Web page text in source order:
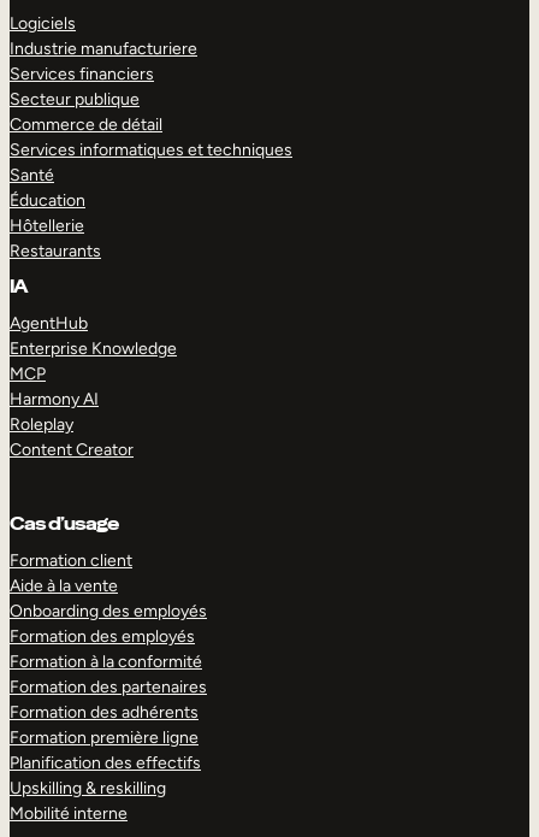
Logiciels
Industrie manufacturiere
Services financiers
Secteur publique
Commerce de détail
Services informatiques et techniques
Santé
Éducation
Hôtellerie
Restaurants
IA
AgentHub
Enterprise Knowledge
MCP
Harmony AI
Roleplay
Content Creator
Cas d’usage
Formation client
Aide à la vente
Onboarding des employés
Formation des employés
Formation à la conformité
Formation des partenaires
Formation des adhérents
Formation première ligne
Planification des effectifs
Upskilling & reskilling
Mobilité interne